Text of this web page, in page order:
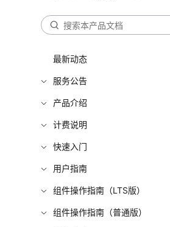
最新动态
服务公告
产品介绍
计费说明
快速入门
用户指南
组件操作指南（LTS版）
组件操作指南（普通版）